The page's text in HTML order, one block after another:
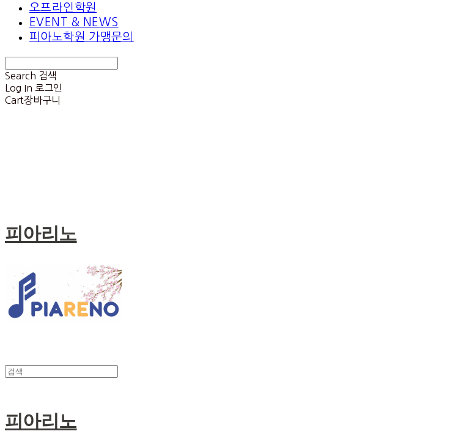
오프라인학원
EVENT & NEWS
피아노학원 가맹문의
Search 검색
Log In 로그인
Cart장바구니
피아리노
피아리노